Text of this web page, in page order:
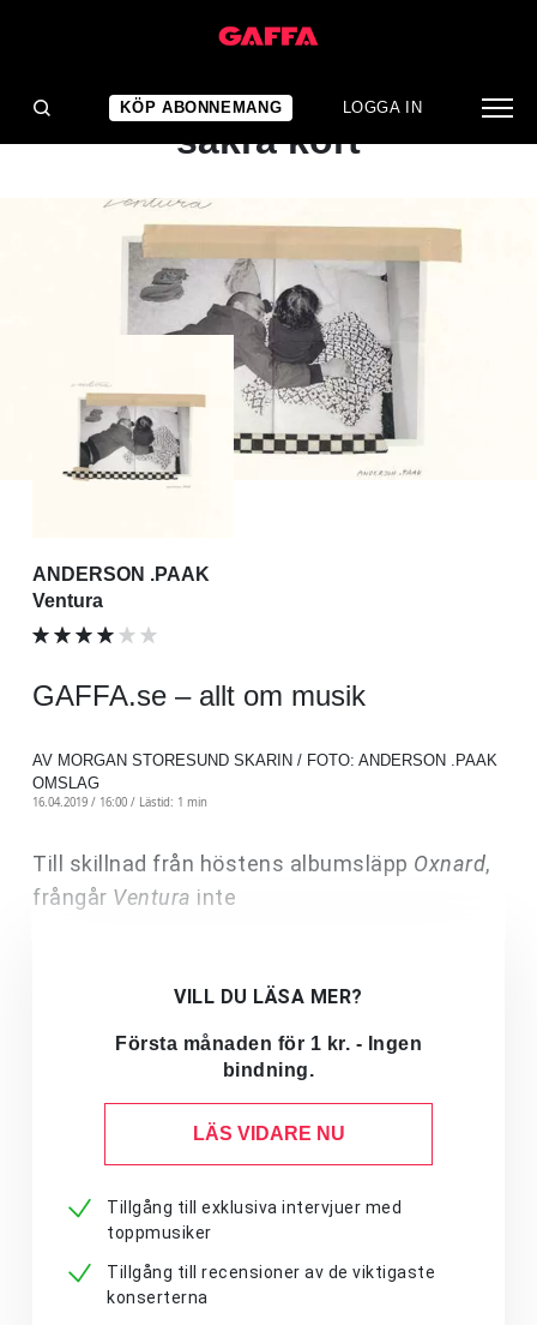
KÖP ABONNEMANG LOGGA IN
ALBUMRECENSION
Spelar säkra kort – för
säkra kort
ANDERSON .PAAK
Ventura
GAFFA.se – allt om musik
AV MORGAN STORESUND SKARIN / FOTO: ANDERSON .PAAK
OMSLAG
16.04.2019 / 16:00 / Lästid: 1 min
Till skillnad från höstens albumsläpp Oxnard,
frångår Ventura inte
VILL DU LÄSA MER?
Första månaden för 1 kr. - Ingen
bindning.
LÄS VIDARE NU
Tillgång till exklusiva intervjuer med
toppmusiker
Tillgång till recensioner av de viktigaste
konserterna